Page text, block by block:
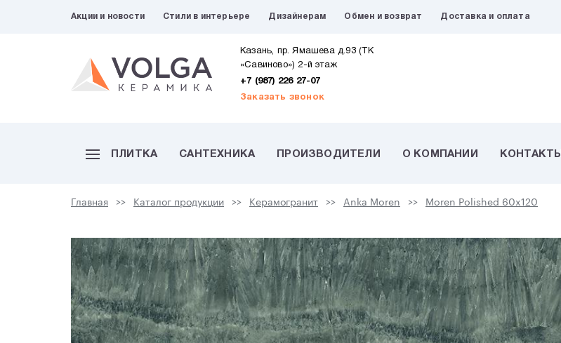
Акции и новости Стили в интерьере Дизайнерам Обмен и возврат Доставка и оплата
Казань, пр. Ямашева д.93 (ТК
«Савиново») 2-й этаж
+7 (987) 226 27-07
Заказать звонок
ПЛИТКА САНТЕХНИКА ПРОИЗВОДИТЕЛИ О КОМПАНИИ КОНТАКТЫ
Главная Каталог продукции Керамогранит Anka Moren Moren Polished 60x120